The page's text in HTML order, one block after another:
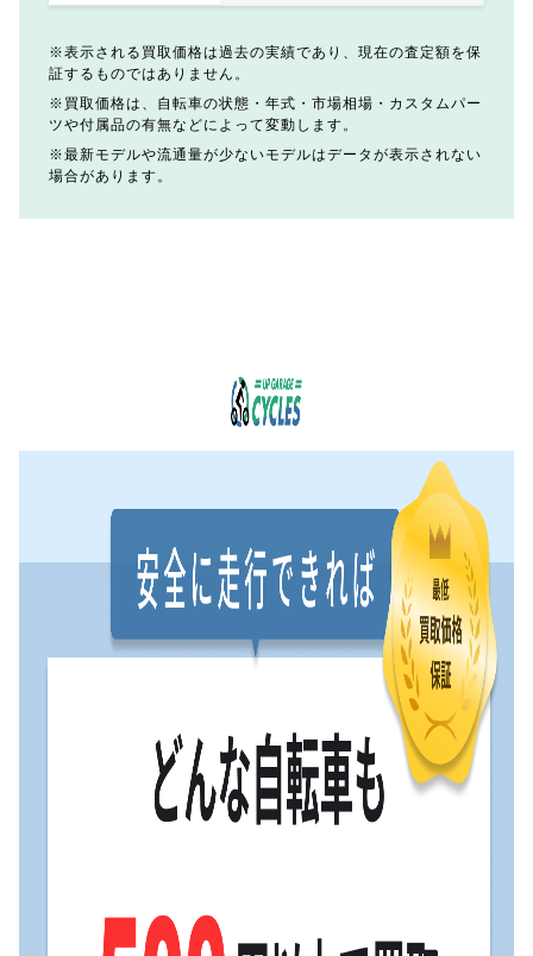
表示される買取価格は過去の実績であり、現在の査定額を保
証するものではありません。
買取価格は、自転車の状態・年式・市場相場・カスタムパー
ツや付属品の有無などによって変動します。
最新モデルや流通量が少ないモデルはデータが表示されない
場合があります。